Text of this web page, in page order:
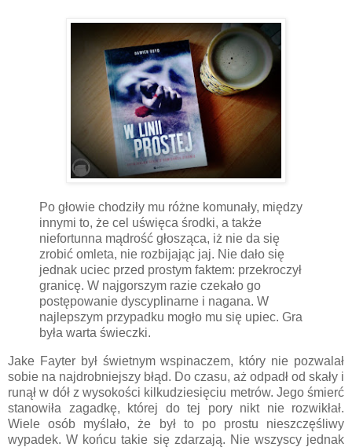
Po głowie chodziły mu różne komunały, między
innymi to, że cel uświęca środki, a także
niefortunna mądrość głosząca, iż nie da się
zrobić omleta, nie rozbijając jaj. Nie dało się
jednak uciec przed prostym faktem: przekroczył
granicę. W najgorszym razie czekało go
postępowanie dyscyplinarne i nagana. W
najlepszym przypadku mogło mu się upiec. Gra
była warta świeczki.
Jake Fayter był świetnym wspinaczem, który nie pozwalał
sobie na najdrobniejszy błąd. Do czasu, aż odpadł od skały i
runął w dół z wysokości kilkudziesięciu metrów. Jego śmierć
stanowiła zagadkę, której do tej pory nikt nie rozwikłał.
Wiele osób myślało, że był to po prostu nieszczęśliwy
wypadek. W końcu takie się zdarzają. Nie wszyscy jednak